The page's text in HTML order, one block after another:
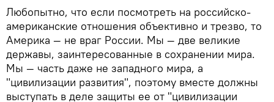
Любопытно, что если посмотреть на российско-
американские отношения объективно и трезво, то
Америка — не враг России. Мы — две великие
державы, заинтересованные в сохранении мира.
Мы — часть даже не западного мира, а
"цивилизации развития", поэтому вместе должны
выступать в деле защиты ее от "цивилизации